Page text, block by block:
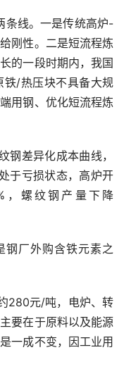
线。一是传统高炉-
刚性。二是短流程炼
的一段时期内，我国
铁/热压块不具备大规
用钢、优化短流程炼
差异化成本曲线，
于亏损状态，高炉开
，螺纹钢产量下降
厂外购含铁元素之
280元/吨，电炉、转
要在于原料以及能源
一成不变，因工业用